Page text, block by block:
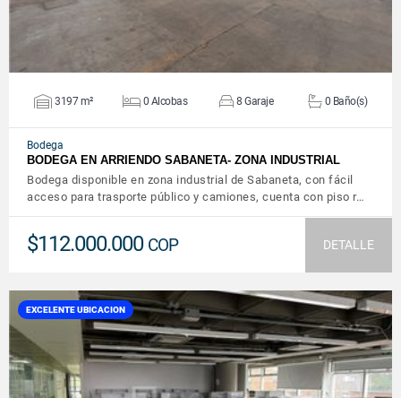
3197 m² 0 Alcobas 8 Garaje 0 Baño(s)
Bodega
BODEGA EN ARRIENDO SABANETA- ZONA INDUSTRIAL
Bodega disponible en zona industrial de Sabaneta, con fácil
acceso para trasporte público y camiones, cuenta con piso r…
$112.000.000 COP DETALLE
EXCELENTE UBICACION